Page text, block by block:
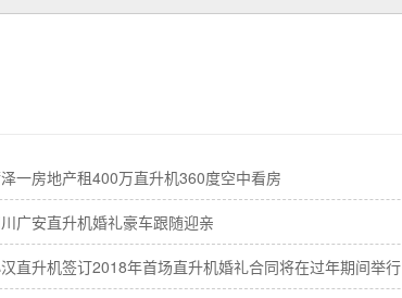
一房地产租400万直升机360度空中看房
广安直升机婚礼豪车跟随迎亲
直升机签订2018年首场直升机婚礼合同将在过年期间举行